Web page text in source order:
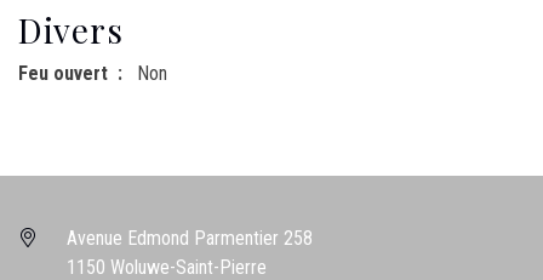
Divers
Feu ouvert Non
Avenue Edmond Parmentier 258
1150 Woluwe-Saint-Pierre